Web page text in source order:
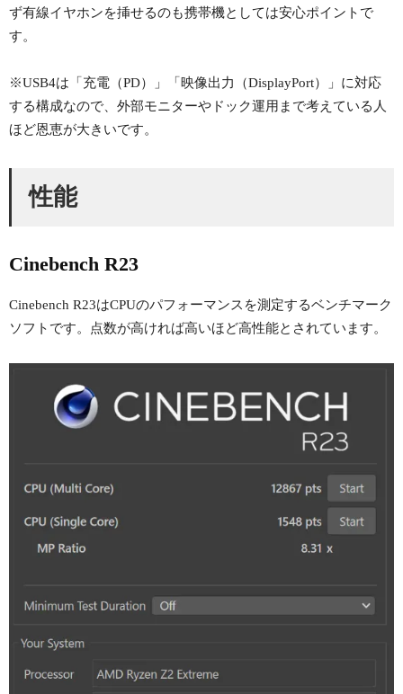
ず有線イヤホンを挿せるのも携帯機としては安心ポイントで
す。
※USB4は「充電（PD）」「映像出力（DisplayPort）」に対応
する構成なので、外部モニターやドック運用まで考えている人
ほど恩恵が大きいです。
性能
Cinebench R23
Cinebench R23はCPUのパフォーマンスを測定するベンチマーク
ソフトです。点数が高ければ高いほど高性能とされています。